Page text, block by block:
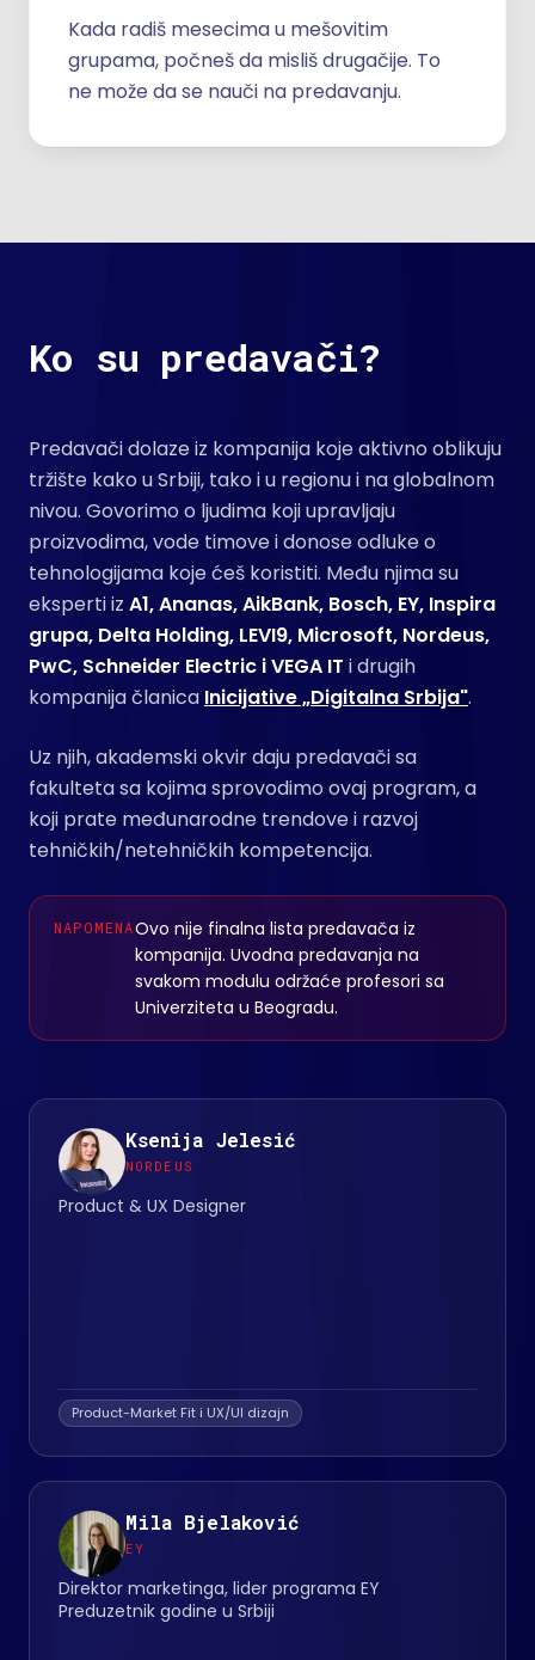
Kada radiš mesecima u mešovitim
grupama, počneš da misliš drugačije. To
ne može da se nauči na predavanju.
Ko su predavači?
Predavači dolaze iz kompanija koje aktivno oblikuju
tržište kako u Srbiji, tako i u regionu i na globalnom
nivou. Govorimo o ljudima koji upravljaju
proizvodima, vode timove i donose odluke o
tehnologijama koje ćeš koristiti. Među njima su
eksperti iz A1, Ananas, AikBank, Bosch, EY, Inspira
grupa, Delta Holding, LEVI9, Microsoft, Nordeus,
PwC, Schneider Electric i VEGA IT i drugih
kompanija članica Inicijative „Digitalna Srbija".
Uz njih, akademski okvir daju predavači sa
fakulteta sa kojima sprovodimo ovaj program, a
koji prate međunarodne trendove i razvoj
tehničkih/netehničkih kompetencija.
NAPOMENAOvo nije finalna lista predavača iz
kompanija. Uvodna predavanja na
svakom modulu održaće profesori sa
Univerziteta u Beogradu.
Ksenija Jelesić
NORDEUS
Product & UX Designer
Product-Market Fit i UX/UI dizajn
Mila Bjelaković
EY
Direktor marketinga, lider programa EY
Preduzetnik godine u Srbiji